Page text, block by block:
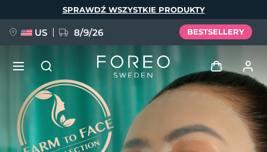
SPRAWDŹ WSZYSTKIE PRODUKTY
US 8/9/26 BESTSELLERY
Zaloguj
Profil użytkownika
NOWOŚĆ
BREAKING NEWS
Język